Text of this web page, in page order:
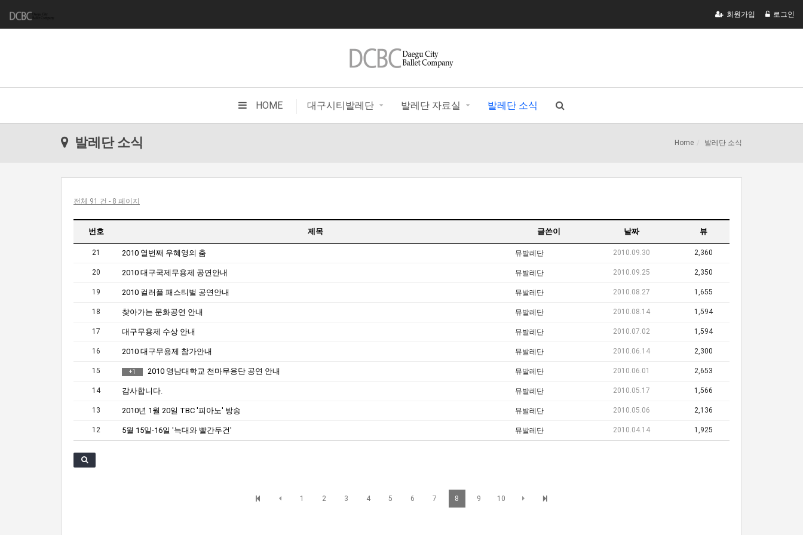
회원가입 로그인
HOME 대구시티발레단 발레단 자료실 발레단 소식
발레단 소식 Home 발레단 소식
전체 91 건 - 8 페이지
번호 제목 글쓴이 날짜 뷰
21 2010 열번째 우혜영의 춤 뮤발레단 2010.09.30 2,360
20 2010 대구국제무용제 공연안내 뮤발레단 2010.09.25 2,350
19 2010 컬러플 패스티벌 공연안내 뮤발레단 2010.08.27 1,655
18 찾아가는 문화공연 안내 뮤발레단 2010.08.14 1,594
17 대구무용제 수상 안내 뮤발레단 2010.07.02 1,594
16 2010 대구무용제 참가안내 뮤발레단 2010.06.14 2,300
15 +1 2010 영남대학교 천마무용단 공연 안내 뮤발레단 2010.06.01 2,653
14 감사합니다. 뮤발레단 2010.05.17 1,566
13 2010년 1월 20일 TBC '피아노' 방송 뮤발레단 2010.05.06 2,136
12 5월 15일-16일 '늑대와 빨간두건' 뮤발레단 2010.04.14 1,925
1 2 3 4 5 6 7 8 9 10